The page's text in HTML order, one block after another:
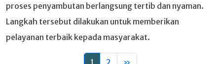
proses penyambutan berlangsung tertib dan nyaman.
Langkah tersebut dilakukan untuk memberikan
pelayanan terbaik kepada masyarakat.
1 2 »